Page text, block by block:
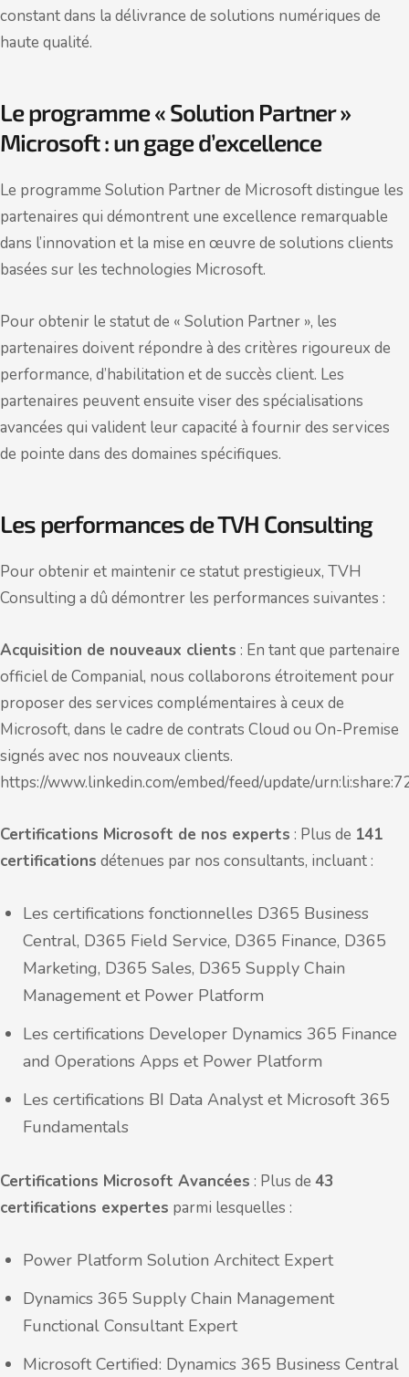
constant dans la délivrance de solutions numériques de
haute qualité.
Le programme « Solution Partner »
Microsoft : un gage d’excellence
Le programme Solution Partner de Microsoft distingue les
partenaires qui démontrent une excellence remarquable
dans l’innovation et la mise en œuvre de solutions clients
basées sur les technologies Microsoft.
Pour obtenir le statut de « Solution Partner », les
partenaires doivent répondre à des critères rigoureux de
performance, d’habilitation et de succès client. Les
partenaires peuvent ensuite viser des spécialisations
avancées qui valident leur capacité à fournir des services
de pointe dans des domaines spécifiques.
Les performances de TVH Consulting
Pour obtenir et maintenir ce statut prestigieux, TVH
Consulting a dû démontrer les performances suivantes :
Acquisition de nouveaux clients : En tant que partenaire
officiel de Companial, nous collaborons étroitement pour
proposer des services complémentaires à ceux de
Microsoft, dans le cadre de contrats Cloud ou On-Premise
signés avec nos nouveaux clients.
https://www.linkedin.com/embed/feed/update/
Certifications Microsoft de nos experts : Plus de 141
certifications détenues par nos consultants, incluant :
Les certifications fonctionnelles D365 Business
Central, D365 Field Service, D365 Finance, D365
Marketing, D365 Sales, D365 Supply Chain
Management et Power Platform
Les certifications Developer Dynamics 365 Finance
and Operations Apps et Power Platform
Les certifications BI Data Analyst et Microsoft 365
Fundamentals
Certifications Microsoft Avancées : Plus de 43
certifications expertes parmi lesquelles :
Power Platform Solution Architect Expert
Dynamics 365 Supply Chain Management
Functional Consultant Expert
Microsoft Certified: Dynamics 365 Business Central